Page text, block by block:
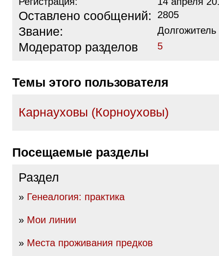
Оставлено сообщений: 2805
Звание:
Модератор разделов 5
Темы этого пользователя
Карнауховы (Корноуховы)
Посещаемые разделы
Раздел
» Генеалогия: практика
» Мои линии
» Места проживания предков